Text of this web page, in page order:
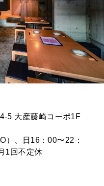
5 大産藤崎コーポ1F
）、日16：00〜22：
1回不定休